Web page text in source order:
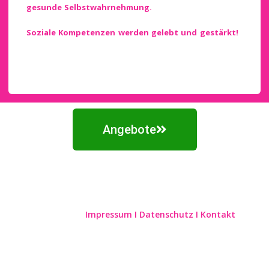
gesunde Selbstwahrnehmung.
Soziale Kompetenzen werden gelebt und gestärkt!
Angebote
Impressum I Datenschutz I Kontakt